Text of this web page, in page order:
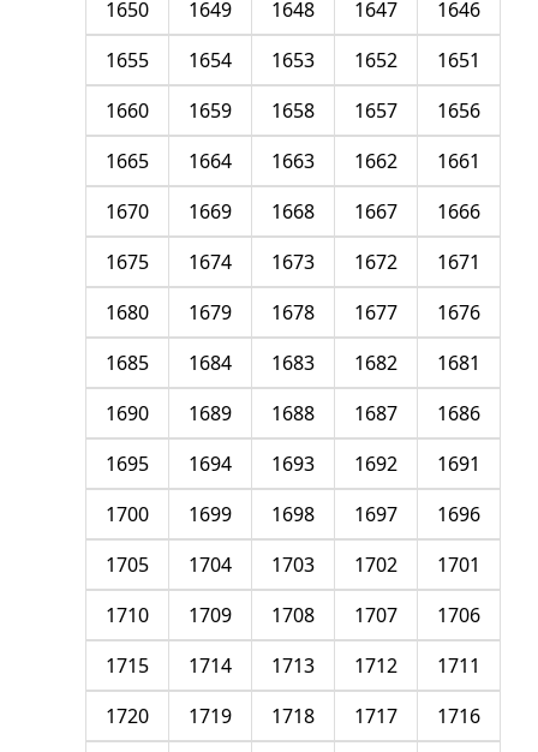
1646
1647
1648
1649
1650
1651
1652
1653
1654
1655
1656
1657
1658
1659
1660
1661
1662
1663
1664
1665
1666
1667
1668
1669
1670
1671
1672
1673
1674
1675
1676
1677
1678
1679
1680
1681
1682
1683
1684
1685
1686
1687
1688
1689
1690
1691
1692
1693
1694
1695
1696
1697
1698
1699
1700
1701
1702
1703
1704
1705
1706
1707
1708
1709
1710
1711
1712
1713
1714
1715
1716
1717
1718
1719
1720